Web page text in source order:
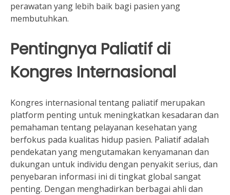
perawatan yang lebih baik bagi pasien yang
membutuhkan.
Pentingnya Paliatif di
Kongres Internasional
Kongres internasional tentang paliatif merupakan
platform penting untuk meningkatkan kesadaran dan
pemahaman tentang pelayanan kesehatan yang
berfokus pada kualitas hidup pasien. Paliatif adalah
pendekatan yang mengutamakan kenyamanan dan
dukungan untuk individu dengan penyakit serius, dan
penyebaran informasi ini di tingkat global sangat
penting. Dengan menghadirkan berbagai ahli dan